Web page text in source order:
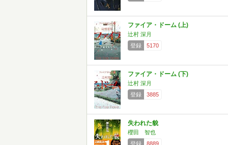
ファイア・ドーム (上)
辻村 深月
登録
5170
ファイア・ドーム (下)
辻村 深月
登録
3885
失われた貌
櫻田 智也
登録
8889